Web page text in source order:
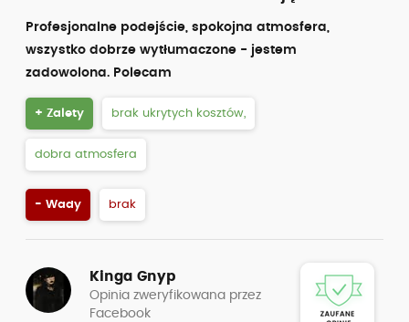
Profesjonalne podejście, spokojna atmosfera,
wszystko dobrze wytłumaczone - jestem
zadowolona. Polecam
+ Zalety brak ukrytych kosztów,
dobra atmosfera
- Wady brak
Kinga Gnyp
Opinia zweryfikowana przez
Facebook